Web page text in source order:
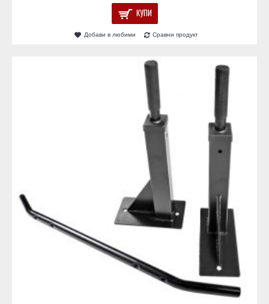
КУПИ
Добави в любими Сравни продукт